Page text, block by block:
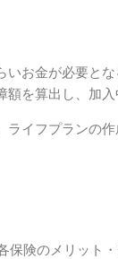
お金が必要と
を算出し、加入
イフプランの
険のメリット